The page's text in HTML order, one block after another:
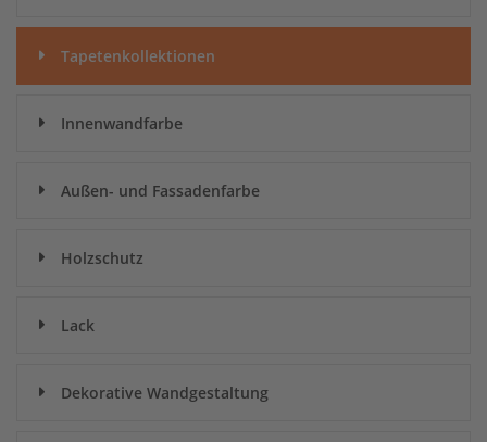
Tapetenkollektionen
Innenwandfarbe
Außen- und Fassadenfarbe
Holzschutz
Lack
Dekorative Wandgestaltung